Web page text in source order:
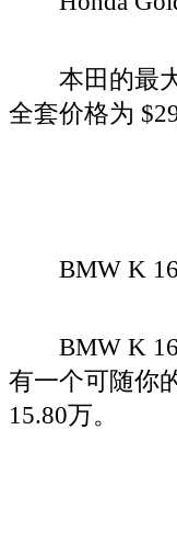
本田的最大
全套价格为
BMW K
BMW K
有一个可随你
15.80万。